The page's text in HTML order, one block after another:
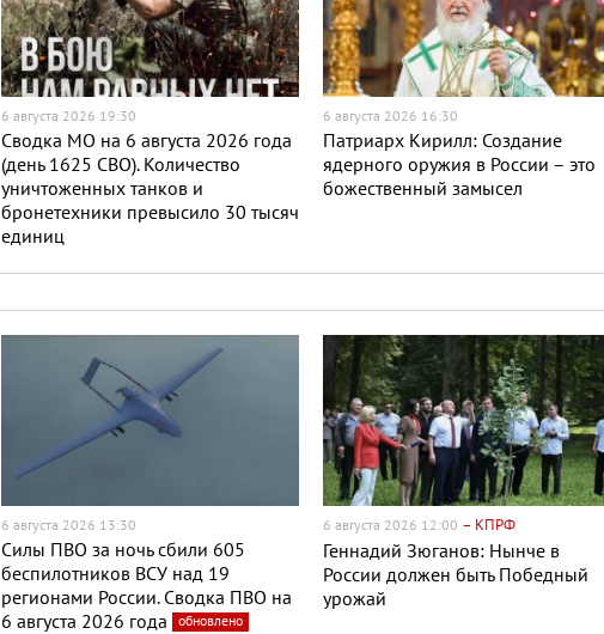
6 августа 2026 19:30
Сводка МО на 6 августа 2026 года
(день 1625 СВО). Количество
уничтоженных танков и
бронетехники превысило 30 тысяч
единиц
6 августа 2026 16:30
Патриарх Кирилл: Создание
ядерного оружия в России – это
божественный замысел
6 августа 2026 13:30
Силы ПВО за ночь сбили 605
беспилотников ВСУ над 19
регионами России. Сводка ПВО на
6 августа 2026 года
обновлено
6 августа 2026 12:00 – КПРФ
Геннадий Зюганов: Нынче в
России должен быть Победный
урожай